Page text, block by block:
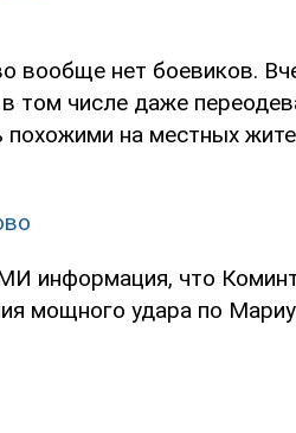
вообще нет боевиков.
том числе даже
на местных
информация, что
мощного удара по